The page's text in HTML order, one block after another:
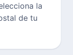
la
de tu